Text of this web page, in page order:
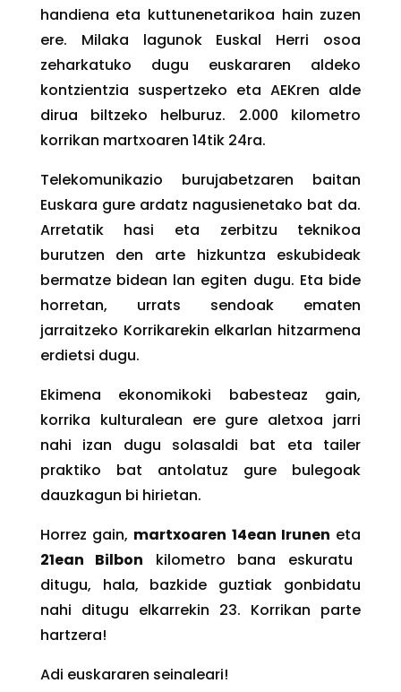
handiena eta kuttunenetarikoa hain zuzen
ere. Milaka lagunok Euskal Herri osoa
zeharkatuko dugu euskararen aldeko
kontzientzia suspertzeko eta AEKren alde
dirua biltzeko helburuz. 2.000 kilometro
korrikan martxoaren 14tik 24ra.
Telekomunikazio burujabetzaren baitan
Euskara gure ardatz nagusienetako bat da.
Arretatik hasi eta zerbitzu teknikoa
burutzen den arte hizkuntza eskubideak
bermatze bidean lan egiten dugu. Eta bide
horretan, urrats sendoak ematen
jarraitzeko Korrikarekin elkarlan hitzarmena
erdietsi dugu.
Ekimena ekonomikoki babesteaz gain,
korrika kulturalean ere gure aletxoa jarri
nahi izan dugu solasaldi bat eta tailer
praktiko bat antolatuz gure bulegoak
dauzkagun bi hirietan.
Horrez gain, martxoaren 14ean Irunen eta
21ean Bilbon kilometro bana eskuratu
ditugu, hala, bazkide guztiak gonbidatu
nahi ditugu elkarrekin 23. Korrikan parte
hartzera!
Adi euskararen seinaleari!